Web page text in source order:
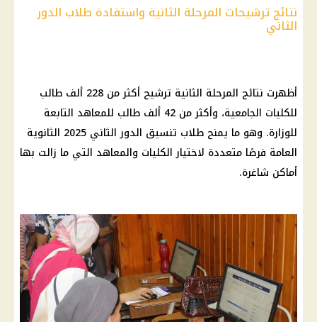
نتائج ترشيحات المرحلة الثانية واستفادة طلاب الدور
الثاني
أظهرت نتائج المرحلة الثانية
ترشيح أكثر من 228 ألف طالب
للكليات الجامعية، وأكثر من 42 ألف طالب للمعاهد التابعة
للوزارة. وهو ما يمنح طلاب تنسيق الدور الثاني 2025
الثانوية
العامة فرصًا متعددة لاختيارالكليات والمعاهد التي ما زالت بها
أماكن شاغرة.